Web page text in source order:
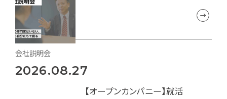
2026.08.27
【オープンカンパニー】就活
会社説明会